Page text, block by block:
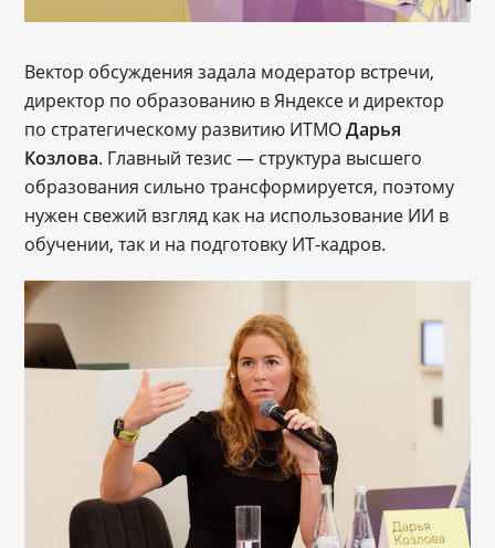
Вектор обсуждения задала модератор встречи,
директор по образованию в Яндексе и директор
по стратегическому развитию ИТМОДарья
Козлова. Главный тезис — структура высшего
образования сильно трансформируется, поэтому
нужен свежий взгляд как на использование ИИ в
обучении, так и на подготовку ИТ-кадров.